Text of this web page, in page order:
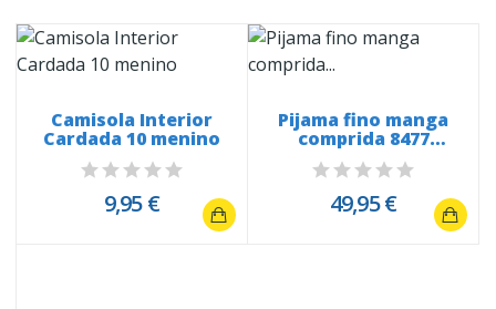
Camisola Interior
Cardada 10 menino
9,95 €
Pijama fino manga
comprida 8477
emblema dragão...
49,95 €